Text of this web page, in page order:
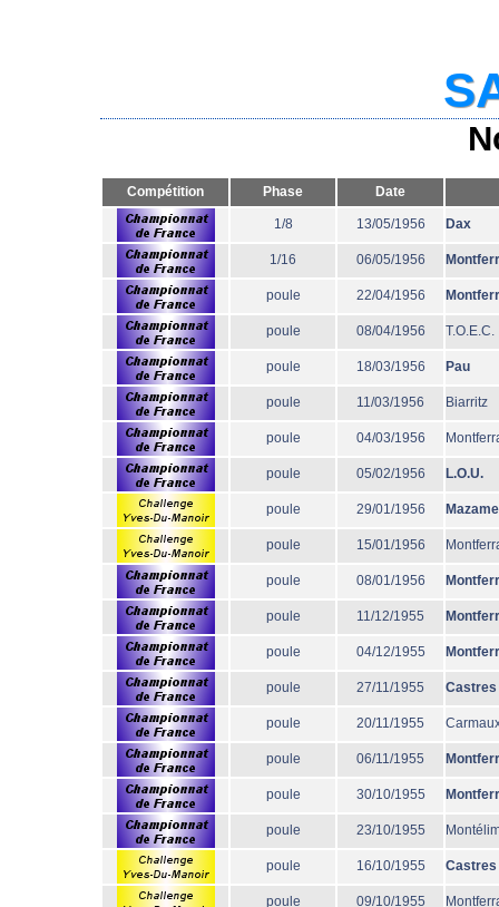
Compétition Phase Date
1/8 13/05/1956 Dax
1/16 06/05/1956
poule 22/04/1956
poule 08/04/1956 T.O.E.C.
poule 18/03/1956 Pau
poule 11/03/1956 Biarritz
poule 04/03/1956
poule 05/02/1956 L.O.U.
poule 29/01/1956
poule 15/01/1956
poule 08/01/1956
poule 11/12/1955
poule 04/12/1955
poule 27/11/1955 Castres
poule 20/11/1955
poule 06/11/1955
poule 30/10/1955
poule 23/10/1955
poule 16/10/1955 Castres
poule 09/10/1955